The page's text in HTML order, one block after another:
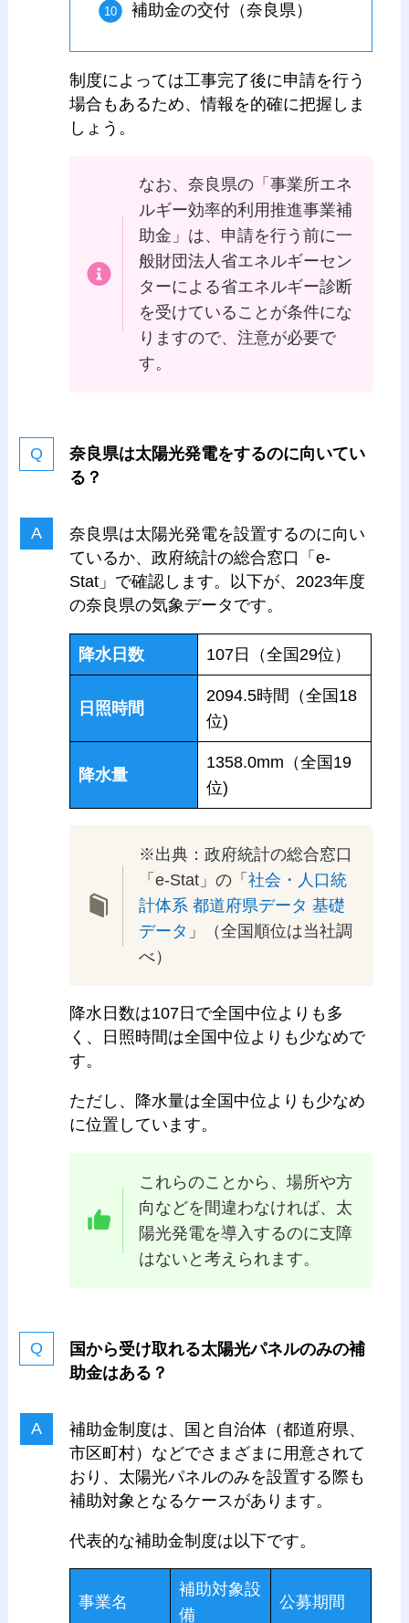
補助金の交付（奈良県）
制度によっては工事完了後に申請を行う
場合もあるため、情報を的確に把握しま
しょう。
なお、奈良県の「事業所エネ
ルギー効率的利用推進事業補
助金」は、申請を行う前に一
般財団法人省エネルギーセン
ターによる省エネルギー診断
を受けていることが条件にな
りますので、注意が必要で
す。
奈良県は太陽光発電をするのに向いてい
る？
奈良県は太陽光発電を設置するのに向い
ているか、政府統計の総合窓口「e-
Stat」で確認します。以下が、2023年度
の奈良県の気象データです。
降水日数 107日（全国29位）
日照時間
2094.5時間（全国18
位)
降水量
1358.0mm（全国19
位)
※出典：政府統計の総合窓口
「e-Stat」の「社会・人口統
計体系 都道府県データ 基礎
データ 」（全国順位は当社調
べ）
降水日数は107日で全国中位よりも多
く、日照時間は全国中位よりも少なめで
す。
ただし、降水量は全国中位よりも少なめ
に位置しています。
これらのことから、場所や方
向などを間違わなければ、太
陽光発電を導入するのに支障
はないと考えられます。
国から受け取れる太陽光パネルのみの補
助金はある？
補助金制度は、国と自治体（都道府県、
市区町村）などでさまざまに用意されて
おり、太陽光パネルのみを設置する際も
補助対象となるケースがあります。
代表的な補助金制度は以下です。
事業名
補助対象設
備
公募期間